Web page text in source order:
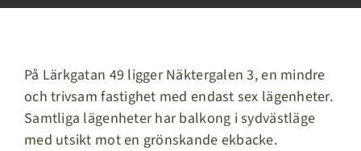
Nyheter
Projektdagbok
På Lärkgatan 49 ligger Näktergalen 3, en mindre
och trivsam fastighet med endast sex lägenheter.
Samtliga lägenheter har balkong i sydvästläge
med utsikt mot en grönskande ekbacke.